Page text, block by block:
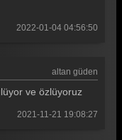
2022-01-04 04:56:50
altan güden
ve özlüyoruz
2021-11-21 19:08:27